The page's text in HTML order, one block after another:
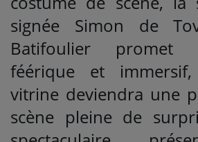
signée Simon de
Batifoulier promet
féérique et
vitrine deviendra une
scène pleine de